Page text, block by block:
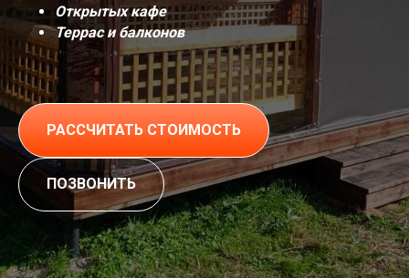
Открытых кафе
Террас и балконов
РАССЧИТАТЬ СТОИМОСТЬ
ПОЗВОНИТЬ